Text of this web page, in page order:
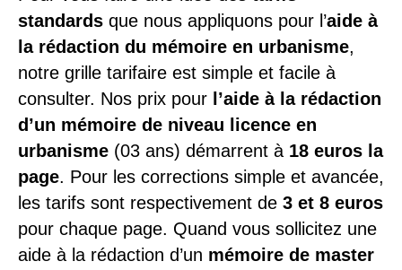
standards que nous appliquons pour l’aide à
la rédaction du mémoire en urbanisme,
notre grille tarifaire est simple et facile à
consulter. Nos prix pour l’aide à la rédaction
d’un mémoire de niveau licence en
urbanisme (03 ans) démarrent à 18 euros la
page. Pour les corrections simple et avancée,
les tarifs sont respectivement de 3 et 8 euros
pour chaque page. Quand vous sollicitez une
aide à la rédaction d’un mémoire de master